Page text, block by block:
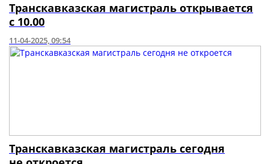
Транскавказская магистраль открывается
с 10.00
11-04-2025, 09:54
Транскавказская магистраль сегодня